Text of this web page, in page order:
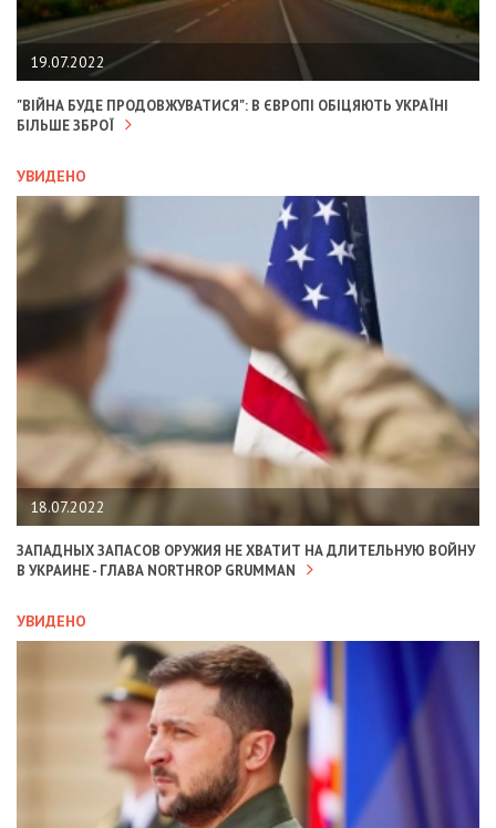
19.07.2022
"ВІЙНА БУДЕ ПРОДОВЖУВАТИСЯ": В ЄВРОПІ ОБІЦЯЮТЬ УКРАЇНІ
БІЛЬШЕ ЗБРОЇ
УВИДЕНО
18.07.2022
ЗАПАДНЫХ ЗАПАСОВ ОРУЖИЯ НЕ ХВАТИТ НА ДЛИТЕЛЬНУЮ ВОЙНУ
В УКРАИНЕ - ГЛАВА NORTHROP GRUMMAN
УВИДЕНО